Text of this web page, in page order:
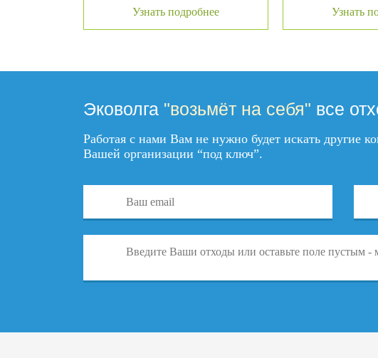
Узнать подробнее Узнать
Эковолга "возьмёт на себя" все
Работая с нами Вам не нужно будет искать другие
Вашей организации “под ключ”.